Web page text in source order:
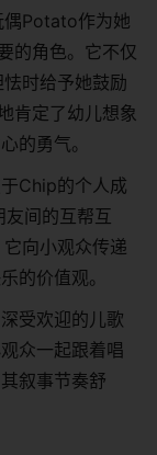
偶Potato作为她
的角色。它不仅
时给予她鼓励
肯定了幼儿想象
的勇气。
Chip的个人成
间的互帮互
向小观众传递
的价值观。
受欢迎的儿歌
众一起跟着唱
叙事节奏舒